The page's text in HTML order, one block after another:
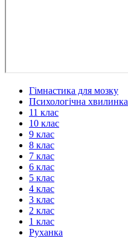
Гімнастика для мозку
Психологічна хвилинка
11 клас
10 клас
9 клас
8 клас
7 клас
6 клас
5 клас
4 клас
3 клас
2 клас
1 клас
Руханка